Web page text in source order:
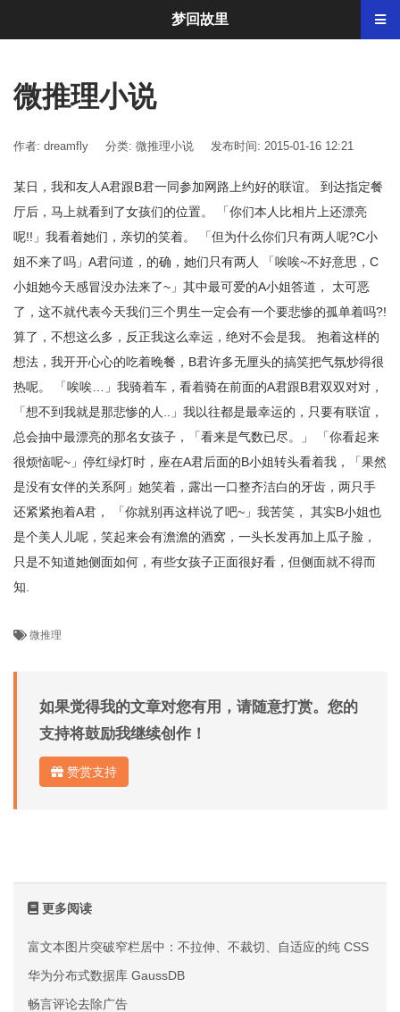
微推理小说
作者: dreamfly 分类: 微推理小说 发布时间: 2015-01-16 12:21
某日，我和友人A君跟B君一同参加网路上约好的联谊。 到达指定餐
厅后，马上就看到了女孩们的位置。 「你们本人比相片上还漂亮
呢!!」我看着她们，亲切的笑着。 「但为什么你们只有两人呢?C小
姐不来了吗」A君问道，的确，她们只有两人 「唉唉~不好意思，C
小姐她今天感冒没办法来了~」其中最可爱的A小姐答道， 太可恶
了，这不就代表今天我们三个男生一定会有一个要悲惨的孤单着吗?!
算了，不想这么多，反正我这么幸运，绝对不会是我。 抱着这样的
想法，我开开心心的吃着晚餐，B君许多无厘头的搞笑把气氛炒得很
热呢。 「唉唉…」我骑着车，看着骑在前面的A君跟B君双双对对，
「想不到我就是那悲惨的人..」我以往都是最幸运的，只要有联谊，
总会抽中最漂亮的那名女孩子，「看来是气数已尽。」 「你看起来
很烦恼呢~」停红绿灯时，座在A君后面的B小姐转头看着我，「果然
是没有女伴的关系阿」她笑着，露出一口整齐洁白的牙齿，两只手
还紧紧抱着A君， 「你就别再这样说了吧~」我苦笑， 其实B小姐也
是个美人儿呢，笑起来会有澹澹的酒窝，一头长发再加上瓜子脸，
只是不知道她侧面如何，有些女孩子正面很好看，但侧面就不得而
知.
微推理
如果觉得我的文章对您有用，请随意打赏。您的
支持将鼓励我继续创作！
赞赏支持
更多阅读
富文本图片突破窄栏居中：不拉伸、不裁切、自适应的纯 CSS 方案
华为分布式数据库 GaussDB
畅言评论去除广告
梦回故里